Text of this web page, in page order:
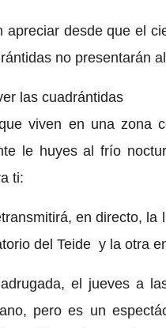
apreciar desde que el
no presentarán
las cuadrántidas
viven en una zona
le huyes al frío
ti:
en directo,
del Teide y la otra
el jueves a
pero es un